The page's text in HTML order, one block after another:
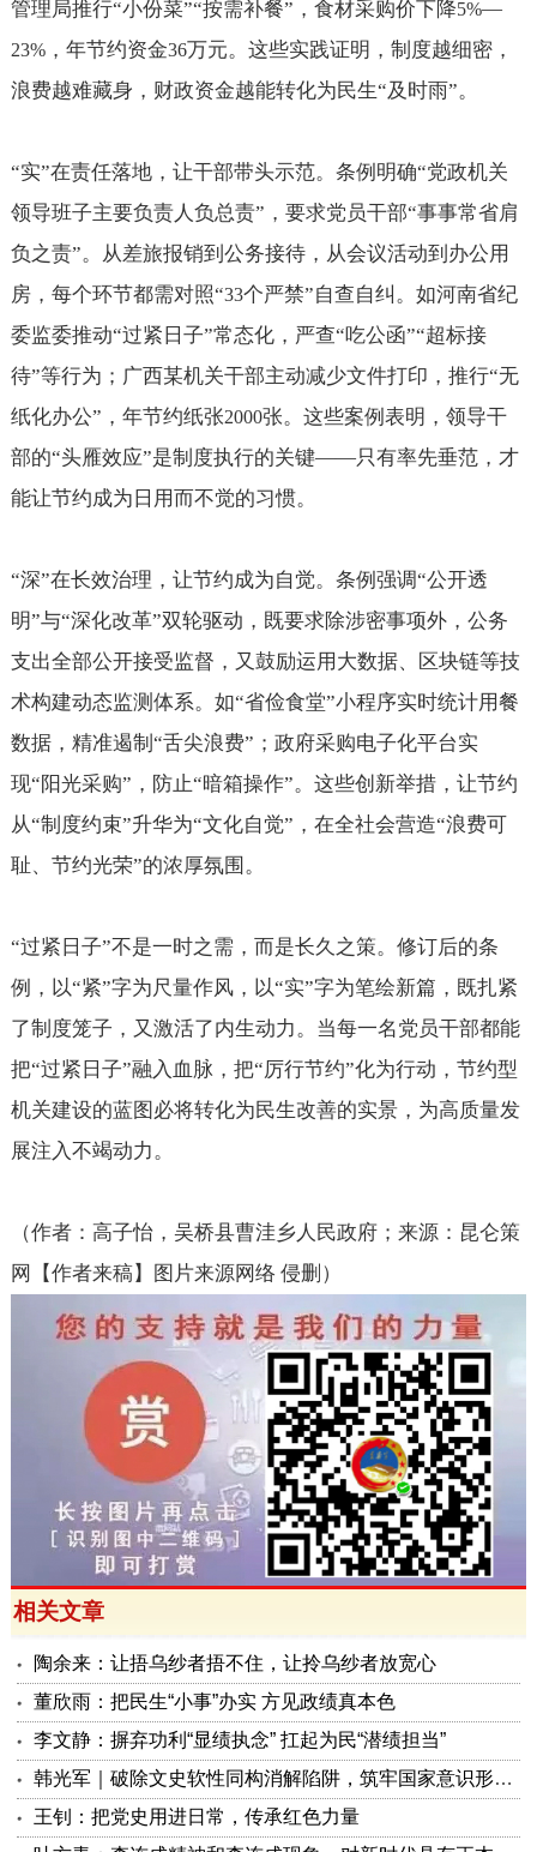
管理局推行“小份菜”“按需补餐”，食材采购价下降5%—
23%，年节约资金36万元。这些实践证明，制度越细密，
浪费越难藏身，财政资金越能转化为民生“及时雨”。
“实”在责任落地，让干部带头示范。条例明确“党政机关
领导班子主要负责人负总责”，要求党员干部“事事常省肩
负之责”。从差旅报销到公务接待，从会议活动到办公用
房，每个环节都需对照“33个严禁”自查自纠。如河南省纪
委监委推动“过紧日子”常态化，严查“吃公函”“超标接
待”等行为；广西某机关干部主动减少文件打印，推行“无
纸化办公”，年节约纸张2000张。这些案例表明，领导干
部的“头雁效应”是制度执行的关键——只有率先垂范，才
能让节约成为日用而不觉的习惯。
“深”在长效治理，让节约成为自觉。条例强调“公开透
明”与“深化改革”双轮驱动，既要求除涉密事项外，公务
支出全部公开接受监督，又鼓励运用大数据、区块链等技
术构建动态监测体系。如“省俭食堂”小程序实时统计用餐
数据，精准遏制“舌尖浪费”；政府采购电子化平台实
现“阳光采购”，防止“暗箱操作”。这些创新举措，让节约
从“制度约束”升华为“文化自觉”，在全社会营造“浪费可
耻、节约光荣”的浓厚氛围。
“过紧日子”不是一时之需，而是长久之策。修订后的条
例，以“紧”字为尺量作风，以“实”字为笔绘新篇，既扎紧
了制度笼子，又激活了内生动力。当每一名党员干部都能
把“过紧日子”融入血脉，把“厉行节约”化为行动，节约型
机关建设的蓝图必将转化为民生改善的实景，为高质量发
展注入不竭动力。
（作者：高子怡，吴桥县曹洼乡人民政府；来源：昆仑策
网【作者来稿】图片来源网络 侵删）
相关文章
陶余来：让捂乌纱者捂不住，让拎乌纱者放宽心
董欣雨：把民生“小事”办实 方见政绩真本色
李文静：摒弃功利“显绩执念” 扛起为民“潜绩担当”
韩光军｜破除文史软性同构消解陷阱，筑牢国家意识形态安全屏障
王钊：把党史用进日常，传承红色力量